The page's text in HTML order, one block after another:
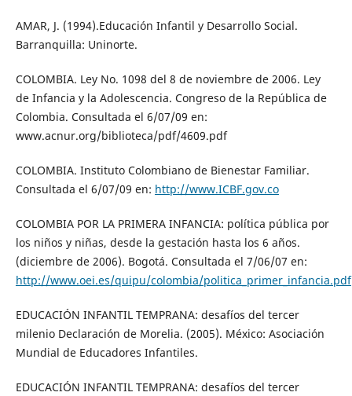
AMAR, J. (1994).Educación Infantil y Desarrollo Social.
Barranquilla: Uninorte.
COLOMBIA. Ley No. 1098 del 8 de noviembre de 2006. Ley
de Infancia y la Adolescencia. Congreso de la República de
Colombia. Consultada el 6/07/09 en:
www.acnur.org/biblioteca/pdf/4609.pdf
COLOMBIA. Instituto Colombiano de Bienestar Familiar.
Consultada el 6/07/09 en: http://www.ICBF.gov.co
COLOMBIA POR LA PRIMERA INFANCIA: política pública por
los niños y niñas, desde la gestación hasta los 6 años.
(diciembre de 2006). Bogotá. Consultada el 7/06/07 en:
http://www.oei.es/quipu/colombia/politica_primer_infancia.pdf
EDUCACIÓN INFANTIL TEMPRANA: desafíos del tercer
milenio Declaración de Morelia. (2005). México: Asociación
Mundial de Educadores Infantiles.
EDUCACIÓN INFANTIL TEMPRANA: desafíos del tercer